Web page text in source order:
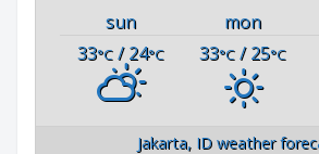
sun mon
33°C / 24°C 33°C / 25°C
Jakarta, IDweather